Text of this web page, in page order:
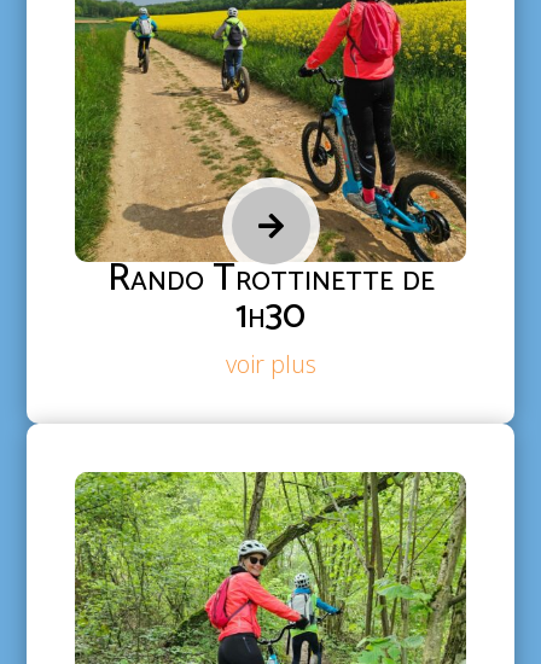

Rando Trottinette de
1h30
voir plus